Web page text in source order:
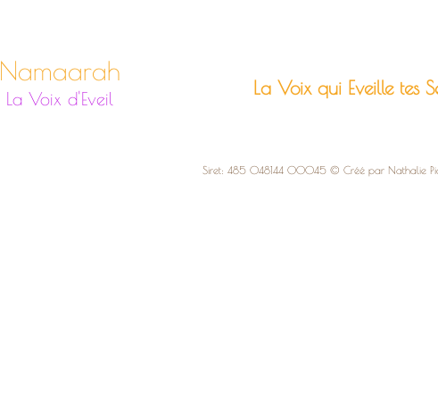
Namaarah
La Voix d'Eveil
La Voix qui Eveille tes
Siret: 485 048144 00045 © Créé par Nathalie